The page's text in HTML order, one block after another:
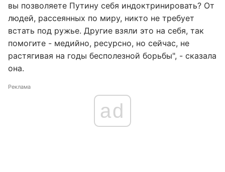
вы позволяете Путину себя индоктринировать? От
людей, рассеянных по миру, никто не требует
встать под ружье. Другие взяли это на себя, так
помогите - медийно, ресурсно, но сейчас, не
растягивая на годы бесполезной борьбы", - сказала
она.
Реклама
ad